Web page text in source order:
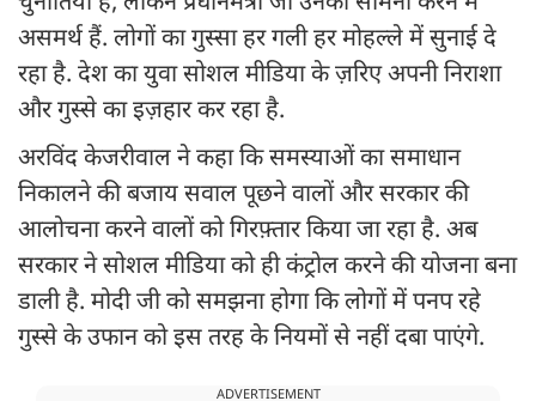
असमर्थ हैं. लोगों का गुस्सा हर गली हर मोहल्ले में सुनाई दे
रहा है. देश का युवा सोशल मीडिया के ज़रिए अपनी निराशा
और गुस्से का इज़हार कर रहा है.
अरविंद केजरीवाल ने कहा कि समस्याओं का समाधान
निकालने की बजाय सवाल पूछने वालों और सरकार की
आलोचना करने वालों को गिरफ़्तार किया जा रहा है. अब
सरकार ने सोशल मीडिया को ही कंट्रोल करने की योजना बना
डाली है. मोदी जी को समझना होगा कि लोगों में पनप रहे
गुस्से के उफान को इस तरह के नियमों से नहीं दबा पाएंगे.
ADVERTISEMENT